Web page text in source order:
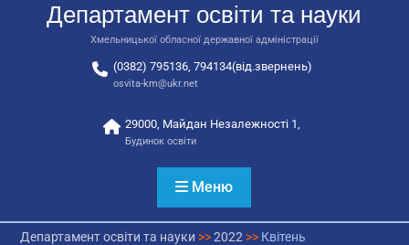
автобусів для потреб
закладів освіти
Департамент освіти та науки
Хмельницької обласної державної адміністрації
(0382) 795136, 794134(від.звернень)
osvita-km@ukr.net
29000, Майдан Незалежності 1,
Будинок освіти
Меню
Департамент освіти та науки >>2022 >> Квітень